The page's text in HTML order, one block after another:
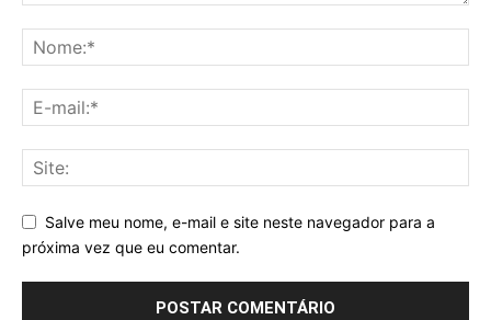
Salve meu nome, e-mail e site neste navegador para a
próxima vez que eu comentar.